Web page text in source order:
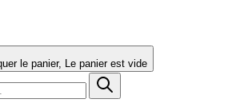
Afficher/Masquer le panier, Le panier est vide